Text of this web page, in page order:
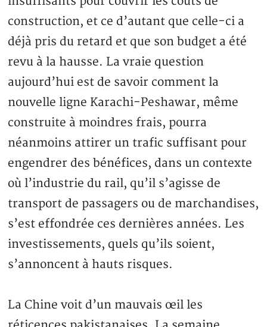
construction, et ce d’autant que celle-ci a
déjà pris du retard et que son budget a été
revu à la hausse. La vraie question
aujourd’hui est de savoir comment la
nouvelle ligne Karachi-Peshawar, même
construite à moindres frais, pourra
néanmoins attirer un trafic suffisant pour
engendrer des bénéfices, dans un contexte
où l’industrie du rail, qu’il s’agisse de
transport de passagers ou de marchandises,
s’est effondrée ces dernières années. Les
investissements, quels qu’ils soient,
s’annoncent à hauts risques.
La Chine voit d’un mauvais œil les